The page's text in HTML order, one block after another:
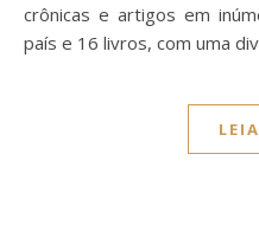
crônicas e artigos em
país e 16 livros, com uma